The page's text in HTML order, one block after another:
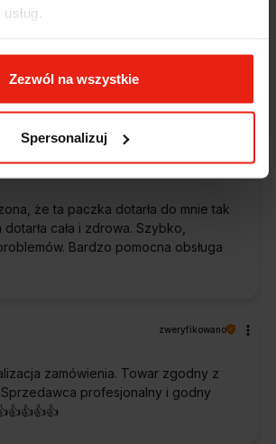
Zezwól na wszystkie
Spersonalizuj
sprawnie dobrze zapakowane
obsłużony. Brawa dla pracowników.
zweryfikowano
że ta paczka dotarła do mnie tak
cała i zdrowa. Szybko,
Bardzo pomocna obsługa
zweryfikowano
zamówienia. Towar zgodny z
profesjonalny i godny